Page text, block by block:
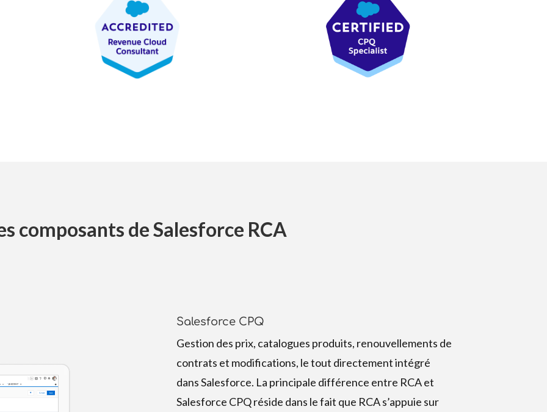
composants de Salesforce RCA
Salesforce CPQ
Gestion des prix, catalogues produits, renouvellements de
contrats et modifications, le tout directement intégré
dans Salesforce. La principale différence entre RCA et
Salesforce CPQ réside dans le fait que RCA s’appuie sur